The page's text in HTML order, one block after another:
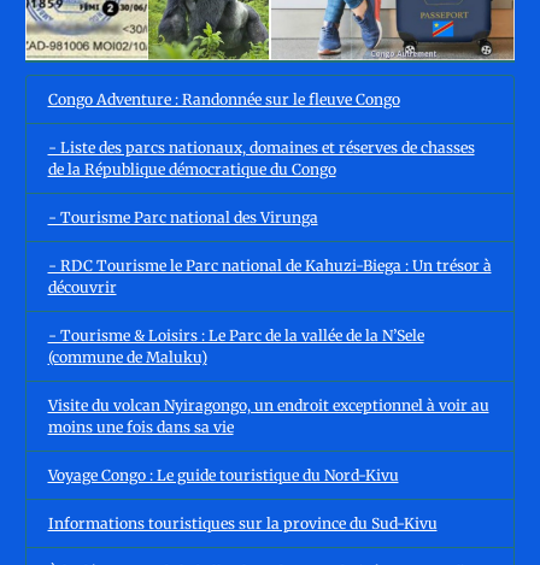
Congo Adventure : Randonnée sur le fleuve Congo
- Liste des parcs nationaux, domaines et réserves de chasses
de la République démocratique du Congo
- Tourisme Parc national des Virunga
- RDC Tourisme le Parc national de Kahuzi-Biega : Un trésor à
découvrir
- Tourisme & Loisirs : Le Parc de la vallée de la N’Sele
(commune de Maluku)
Visite du volcan Nyiragongo, un endroit exceptionnel à voir au
moins une fois dans sa vie
Voyage Congo : Le guide touristique du Nord-Kivu
Informations touristiques sur la province du Sud-Kivu